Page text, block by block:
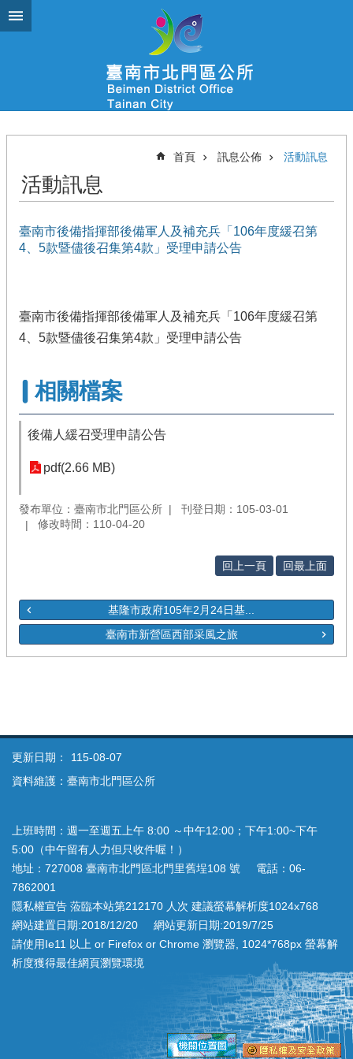
跳到主要內容區塊
首頁 訊息公佈 活動訊息
活動訊息
臺南市後備指揮部後備軍人及補充兵「106年度緩召第
4、5款暨儘後召集第4款」受理申請公告
臺南市後備指揮部後備軍人及補充兵「106年度緩召第
4、5款暨儘後召集第4款」受理申請公告
相關檔案
後備人緩召受理申請公告
pdf(2.66 MB)
發布單位：臺南市北門區公所
刊登日期：105-03-01
修改時間：110-04-20
回上一頁 回最上面
基隆市政府105年2月24日基...
臺南市新營區西部采風之旅
更新日期：
115-08-07
資料維護：臺南市北門區公所
上班時間：週一至週五上午 8:00 ～中午12:00；下午1:00~下午
5:00（中午留有人力但只收件喔！）
地址：727008 臺南市北門區北門里舊埕108 號 電話：06-
7862001
隱私權宣告 蒞臨本站第212170 人次 建議螢幕解析度1024x768
網站建置日期:2018/12/20 網站更新日期:2019/7/25
請使用Ie11 以上 or Firefox or Chrome 瀏覽器, 1024*768px 螢幕解
析度獲得最佳網頁瀏覽環境